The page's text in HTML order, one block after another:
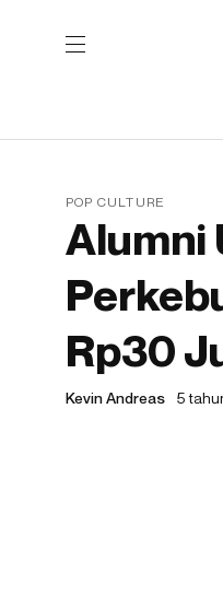
POP CULTURE
Alumni
Rp30
Kevin Andreas 5